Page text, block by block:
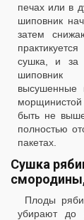
печах или в
шиповник
затем
сушка, и за
шиповник
высушенные
быть не
полностью
пакетах.
Сушка
Плоды
убирают до